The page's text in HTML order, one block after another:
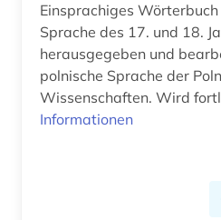
Einsprachiges
Sprache des 17. und 18.
herausgegeben und
polnische Sprache der
Wissenschaften. Wird
Informationen